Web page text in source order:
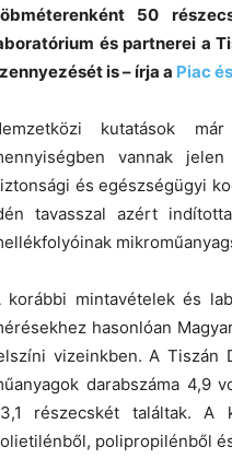
50
és partnerei a
is – írja a Piac
kutatások
vannak
és egészségügyi
tavasszal azért
korábbi mintavételek és
hasonlóan
vizeinkben. A Tiszán
darabszáma 4,9
részecskét találtak. A
polipropilénből